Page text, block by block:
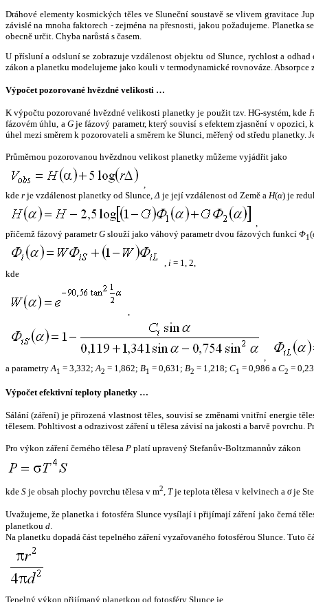
Dráhové elementy kosmických těles ve Sluneční soustavě se vlivem gravitace
závislé na mnoha faktorech - zejména na přesnosti, jakou požadujeme.
obecně určit. Chyba narůstá s časem.
U přísluní a odsluní se zobrazuje vzdálenost objektu od Slunce, rychlost a
zákon a planetku modelujeme jako kouli v termodynamické rovnováze.
Výpočet pozorované hvězdné velikosti …
K výpočtu pozorované hvězdné velikosti planetky je použit tzv. HG-systém, kde
fázovém úhlu, a Gje fázový parametr, který souvisí s efektem zjasnění v opozici,
úhel mezi směrem k pozorovateli a směrem ke Slunci, měřený od středu
Průměrnou pozorovanou hvězdnou velikost planetky můžeme vyjádřit jako
,
kde r je vzdálenost planetky od Slunce,Δ je její vzdálenost od Země a H(α) je
,
přičemž fázový parametrG slouží jako váhový parametr dvou fázových funkcí Φ1(
, i = 1, 2,
kde
,
,
a parametryA1 = 3,332;A2 = 1,862; B1 = 0,631; B2 = 1,218; C1 = 0,986 a C2 =
Výpočet efektivní teploty planetky …
Sálání (záření) je přirozená vlastnost těles, souvisí se změnami vnitřní energie
tělesem. Pohltivost a odrazivost záření u tělesa závisí na jakosti a barvě povrchu.
Pro výkon záření černého tělesa P platí upravený Stefanův-Boltzmannův zákon
kde S je obsah plochy povrchu tělesa v m2, Tje teplota tělesa v kelvinech a σje
Uvažujeme, že planetka i fotosféra Slunce vysílají i přijímají záření jako černá
planetkou d.
Na planetku dopadá část tepelného záření vyzařovaného fotosférou Slunce.
Tepelný výkon přijímaný planetkou od fotosféry Slunce je